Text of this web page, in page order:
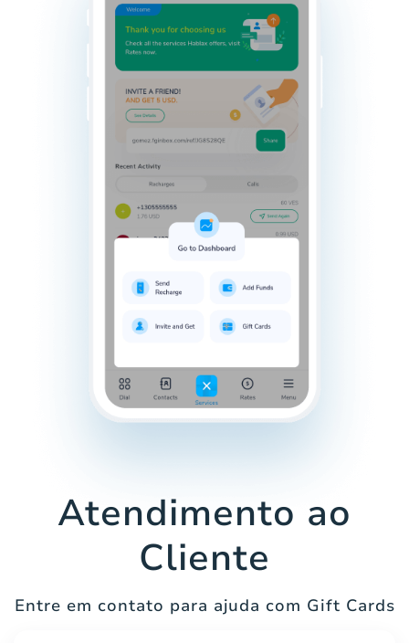
Atendimento ao
Cliente
Entre em contato para ajuda com Gift Cards